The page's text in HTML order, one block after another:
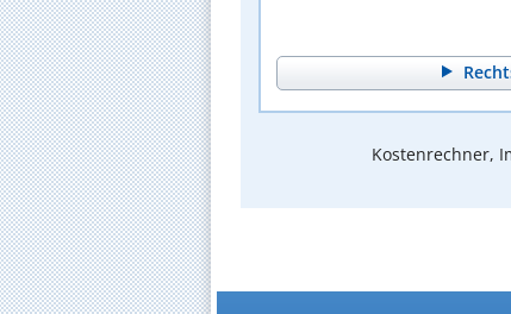
Kostenrechner,